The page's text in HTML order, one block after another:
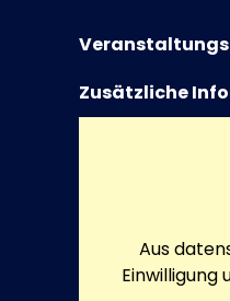
Zusätzliche
Aus
Einwilligung